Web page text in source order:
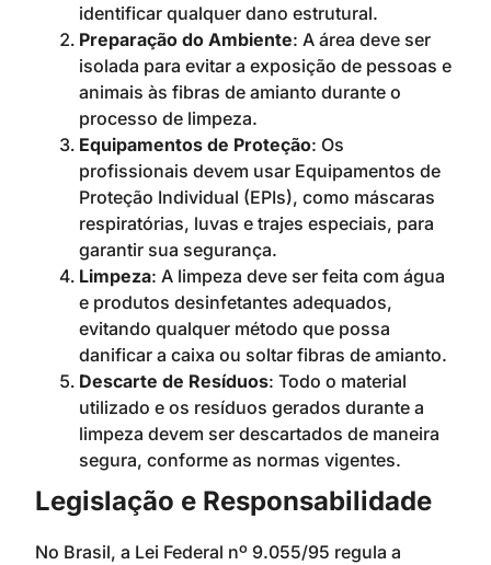
identificar qualquer dano estrutural.
Preparação do Ambiente: A área deve ser
isolada para evitar a exposição de pessoas e
animais às fibras de amianto durante o
processo de limpeza.
Equipamentos de Proteção: Os
profissionais devem usar Equipamentos de
Proteção Individual (EPIs), como máscaras
respiratórias, luvas e trajes especiais, para
garantir sua segurança.
Limpeza: A limpeza deve ser feita com água
e produtos desinfetantes adequados,
evitando qualquer método que possa
danificar a caixa ou soltar fibras de amianto.
Descarte de Resíduos: Todo o material
utilizado e os resíduos gerados durante a
limpeza devem ser descartados de maneira
segura, conforme as normas vigentes.
Legislação e Responsabilidade
No Brasil, a Lei Federal nº 9.055/95 regula a